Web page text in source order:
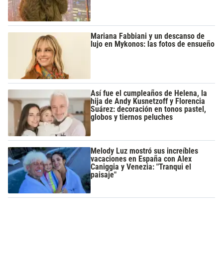
Mariana Fabbiani y un descanso de
lujo en Mykonos: las fotos de ensueño
Así fue el cumpleaños de Helena, la
hija de Andy Kusnetzoff y Florencia
Suárez: decoración en tonos pastel,
globos y tiernos peluches
Melody Luz mostró sus increíbles
vacaciones en España con Alex
Caniggia y Venezia: "Tranqui el
paisaje"